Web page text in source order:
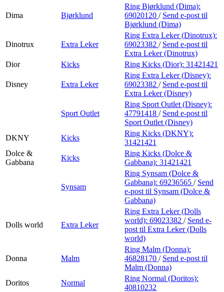
Dima Bjørklund
Ring Bjørklund (Dima):
69020120 / Send e-post til
Bjørklund (Dima)
Dinotrux Extra Leker
Ring Extra Leker (Dinotrux):
69023382 / Send e-post til
Extra Leker (Dinotrux)
Dior
Kicks Ring Kicks (Dior): 31421421
Disney Extra Leker
Ring Extra Leker (Disney):
69023382 / Send e-post til
Extra Leker (Disney)
Sport Outlet
Ring Sport Outlet (Disney):
47791418 / Send e-post til
Sport Outlet (Disney)
DKNY
Kicks
Ring Kicks (DKNY):
31421421
Dolce &
Gabbana
Kicks
Ring Kicks (Dolce &
Gabbana): 31421421
Synsam
Ring Synsam (Dolce &
Gabbana): 69236565 / Send
e-post til Synsam (Dolce &
Gabbana)
Dolls world Extra Leker
Ring Extra Leker (Dolls
world): 69023382 / Send e-
post til Extra Leker (Dolls
world)
Donna Malm
Ring Malm (Donna):
46828170 / Send e-post til
Malm (Donna)
Doritos
Normal
Ring Normal (Doritos):
40810232